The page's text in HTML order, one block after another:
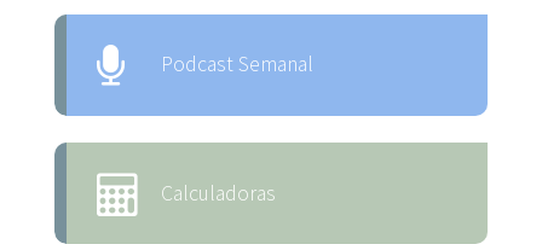
Podcast Semanal
Calculadoras